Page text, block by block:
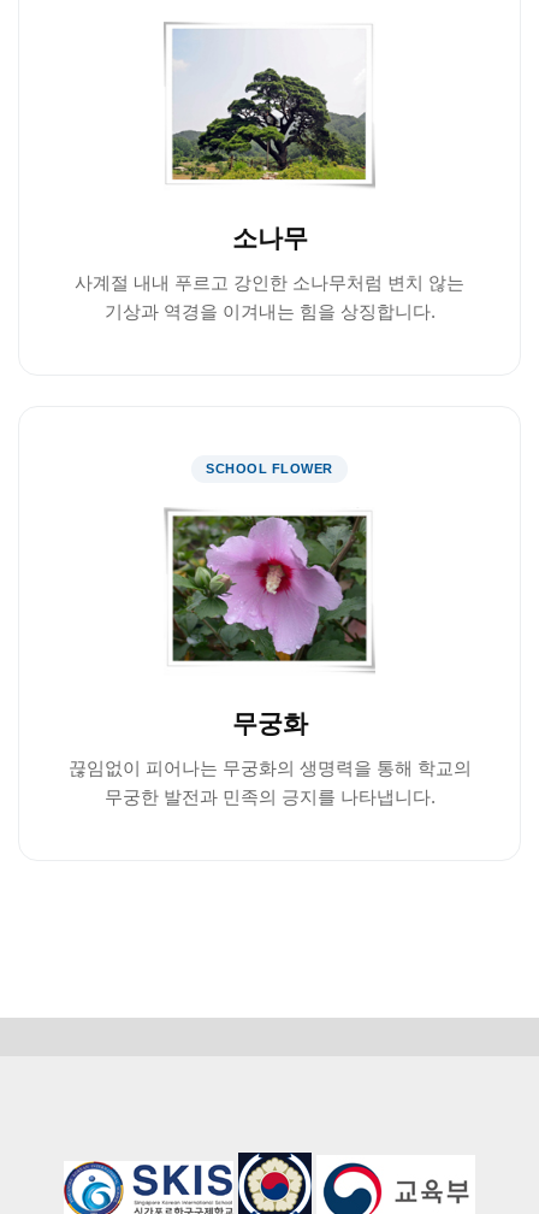
소나무
사계절 내내 푸르고 강인한 소나무처럼 변치 않는
기상과 역경을 이겨내는 힘을 상징합니다.
SCHOOL FLOWER
무궁화
끊임없이 피어나는 무궁화의 생명력을 통해 학교의
무궁한 발전과 민족의 긍지를 나타냅니다.